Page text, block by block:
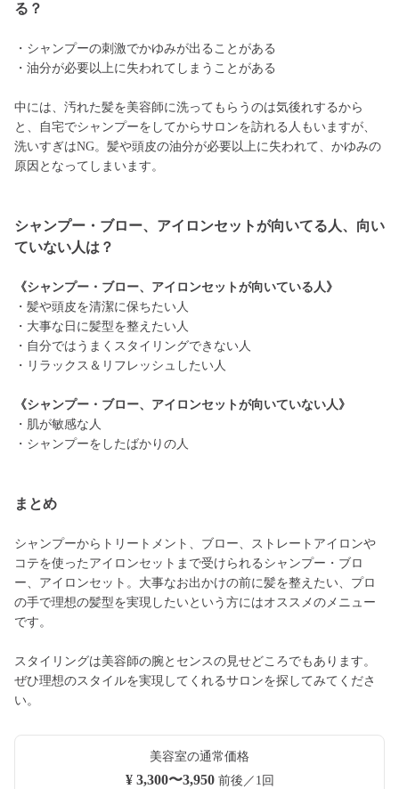
る？
・シャンプーの刺激でかゆみが出ることがある
・油分が必要以上に失われてしまうことがある
中には、汚れた髪を美容師に洗ってもらうのは気後れするから
と、自宅でシャンプーをしてからサロンを訪れる人もいますが、
洗いすぎはNG。髪や頭皮の油分が必要以上に失われて、かゆみの
原因となってしまいます。
シャンプー・ブロー、アイロンセットが向いてる人、向い
ていない人は？
《シャンプー・ブロー、アイロンセットが向いている人》
・髪や頭皮を清潔に保ちたい人
・大事な日に髪型を整えたい人
・自分ではうまくスタイリングできない人
・リラックス＆リフレッシュしたい人
《シャンプー・ブロー、アイロンセットが向いていない人》
・肌が敏感な人
・シャンプーをしたばかりの人
まとめ
シャンプーからトリートメント、ブロー、ストレートアイロンや
コテを使ったアイロンセットまで受けられるシャンプー・ブロ
ー、アイロンセット。大事なお出かけの前に髪を整えたい、プロ
の手で理想の髪型を実現したいという方にはオススメのメニュー
です。
スタイリングは美容師の腕とセンスの見せどころでもあります。
ぜひ理想のスタイルを実現してくれるサロンを探してみてくださ
い。
美容室の通常価格
¥ 3,300〜3,950前後／1回